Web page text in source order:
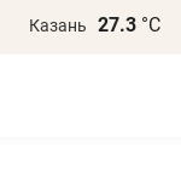
Казань 27.3 °С